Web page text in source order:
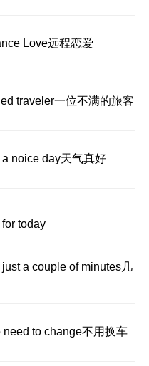
Love远程恋爱
traveler一位不满的旅客
noice day天气真好
today
a couple of minutes几
to change不用换车